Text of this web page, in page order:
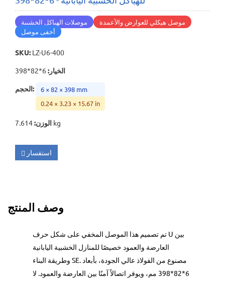
موصلات الهياكل الخشبية
موصل هيكلي للعوارض والأعمدة
أخفى موصل
SKU: LZ-U6-400
الخيار :
6*82*398
الحجم:
6 × 82 × 398 mm
0.24 × 3.23 × 15.67 in
الوزن: 7.614 kg
استفسار
وصف المنتج
تم تصميم هذا الموصل المخفي على شكل حرف U بين
العارضة والعمود خصيصًا للمنازل الخشبية اليابانية
وطريقة البناء SE. مصنوع من الفولاذ عالي الجودة، بأبعاد
6*82*398 مم، ويوفر اتصالاً آمنًا بين العارضة والعمود. لا